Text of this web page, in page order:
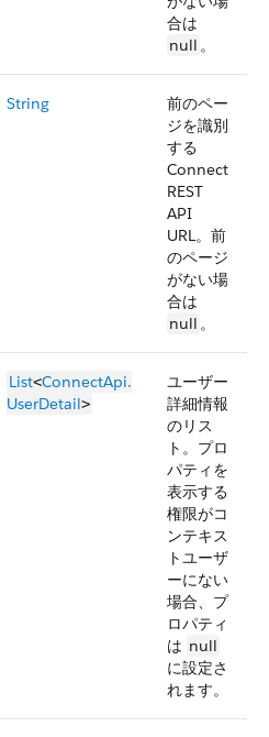
合は
null 。
String
前のペー
ジを識別
する
Connect
REST
API
URL。前
のページ
がない場
合は
null 。
List<ConnectApi.​
User​Detail>
ユーザー
詳細情報
のリス
ト。プロ
パティを
表示する
権限がコ
ンテキス
トユーザ
ーにない
場合、プ
ロパティ
は null
に設定さ
れます。